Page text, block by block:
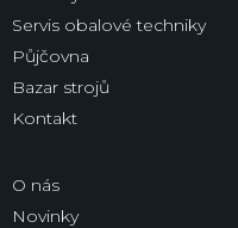
Servis obalové techniky
Půjčovna
Bazar strojů
Kontakt
O nás
Novinky